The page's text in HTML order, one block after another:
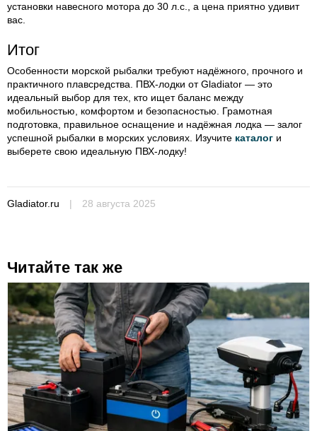
установки навесного мотора до 30 л.с., а цена приятно удивит
вас.
Итог
Особенности морской рыбалки требуют надёжного, прочного и
практичного плавсредства. ПВХ-лодки от Gladiator — это
идеальный выбор для тех, кто ищет баланс между
мобильностью, комфортом и безопасностью. Грамотная
подготовка, правильное оснащение и надёжная лодка — залог
успешной рыбалки в морских условиях. Изучите каталог и
выберете свою идеальную ПВХ-лодку!
Gladiator.ru | 28 августа 2025
Читайте так же